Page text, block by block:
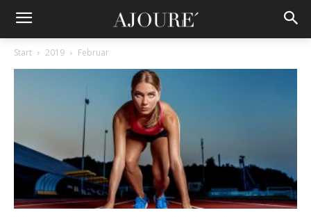
Start 2019 Februar